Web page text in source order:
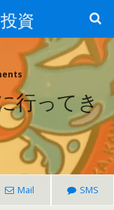
資
行ってき
Mail SMS